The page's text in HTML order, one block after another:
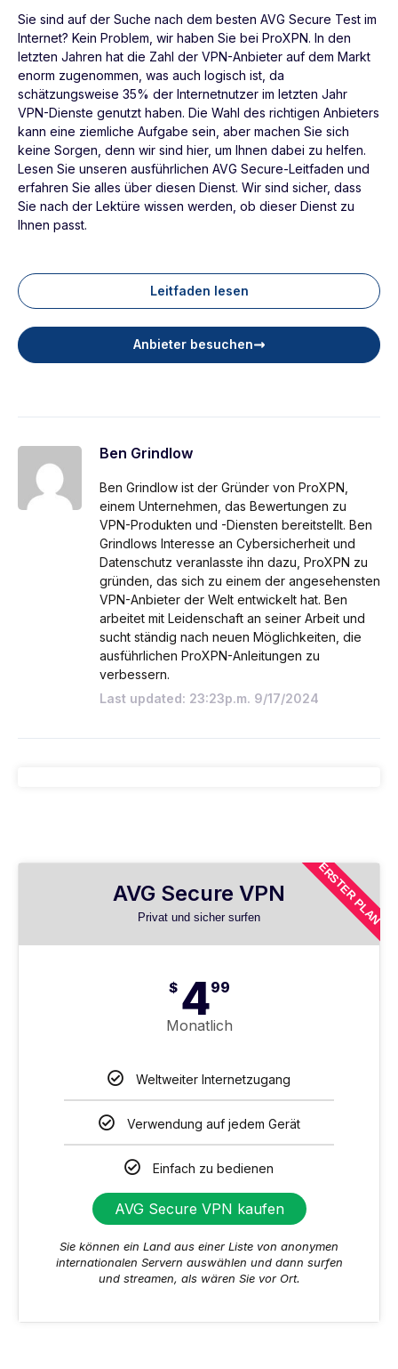
Sie sind auf der Suche nach dem besten AVG Secure Test im
Internet? Kein Problem, wir haben Sie bei ProXPN. In den
letzten Jahren hat die Zahl der VPN-Anbieter auf dem Markt
enorm zugenommen, was auch logisch ist, da
schätzungsweise 35% der Internetnutzer im letzten Jahr
VPN-Dienste genutzt haben. Die Wahl des richtigen Anbieters
kann eine ziemliche Aufgabe sein, aber machen Sie sich
keine Sorgen, denn wir sind hier, um Ihnen dabei zu helfen.
Lesen Sie unseren ausführlichen AVG Secure-Leitfaden und
erfahren Sie alles über diesen Dienst. Wir sind sicher, dass
Sie nach der Lektüre wissen werden, ob dieser Dienst zu
Ihnen passt.
Leitfaden lesen
Anbieter besuchen
Ben Grindlow
Ben Grindlow ist der Gründer von ProXPN,
einem Unternehmen, das Bewertungen zu
VPN-Produkten und -Diensten bereitstellt. Ben
Grindlows Interesse an Cybersicherheit und
Datenschutz veranlasste ihn dazu, ProXPN zu
gründen, das sich zu einem der angesehensten
VPN-Anbieter der Welt entwickelt hat. Ben
arbeitet mit Leidenschaft an seiner Arbeit und
sucht ständig nach neuen Möglichkeiten, die
ausführlichen ProXPN-Anleitungen zu
verbessern.
Last updated: 23:23p.m. 9/17/2024
AVG Secure VPN
Privat und sicher surfen
$ 499
Monatlich
Weltweiter Internetzugang
Verwendung auf jedem Gerät
Einfach zu bedienen
AVG Secure VPN kaufen
Sie können ein Land aus einer Liste von anonymen
internationalen Servern auswählen und dann surfen
und streamen, als wären Sie vor Ort.
ERSTER PLAN